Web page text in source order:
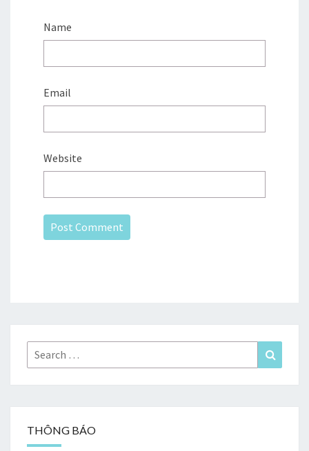
Name
Email
Website
Search
for:
THÔNG BÁO